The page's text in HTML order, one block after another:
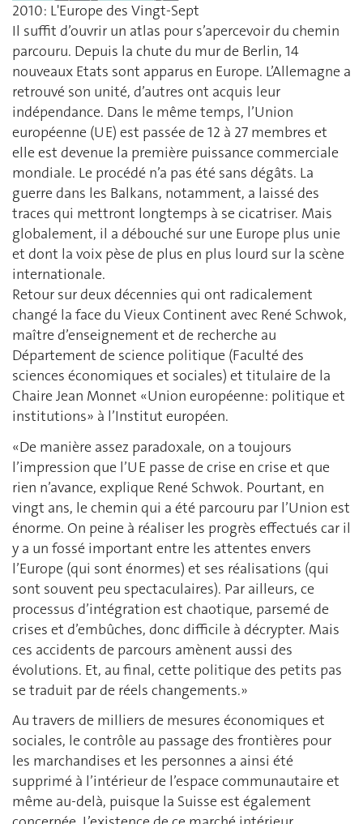
2010: L'Europe des Vingt-Sept
Il suffit d’ouvrir un atlas pour s’apercevoir du chemin
parcouru. Depuis la chute du mur de Berlin, 14
nouveaux Etats sont apparus en Europe. L’Allemagne a
retrouvé son unité, d’autres ont acquis leur
indépendance. Dans le même temps, l’Union
européenne (UE) est passée de 12 à 27 membres et
elle est devenue la première puissance commerciale
mondiale. Le procédé n’a pas été sans dégâts. La
guerre dans les Balkans, notamment, a laissé des
traces qui mettront longtemps à se cicatriser. Mais
globalement, il a débouché sur une Europe plus unie
et dont la voix pèse de plus en plus lourd sur la scène
internationale.
Retour sur deux décennies qui ont radicalement
changé la face du Vieux Continent avec René Schwok,
maître d’enseignement et de recherche au
Département de science politique (Faculté des
sciences économiques et sociales) et titulaire de la
Chaire Jean Monnet «Union européenne: politique et
institutions» à l’Institut européen.
«De manière assez paradoxale, on a toujours
l’impression que l’UE passe de crise en crise et que
rien n’avance, explique René Schwok. Pourtant, en
vingt ans, le chemin qui a été parcouru par l’Union est
énorme. On peine à réaliser les progrès effectués car il
y a un fossé important entre les attentes envers
l’Europe (qui sont énormes) et ses réalisations (qui
sont souvent peu spectaculaires). Par ailleurs, ce
processus d’intégration est chaotique, parsemé de
crises et d’embûches, donc difficile à décrypter. Mais
ces accidents de parcours amènent aussi des
évolutions. Et, au final, cette politique des petits pas
se traduit par de réels changements.»
Au travers de milliers de mesures économiques et
sociales, le contrôle au passage des frontières pour
les marchandises et les personnes a ainsi été
supprimé à l’intérieur de l’espace communautaire et
même au-delà, puisque la Suisse est également